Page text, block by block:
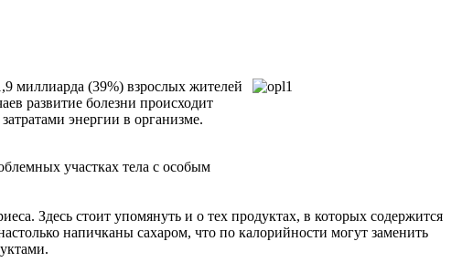
миллиарда (39%) взрослых жителей
развитие болезни происходит
энергии в организме.
участках тела с особым
Здесь стоит упомянуть и о тех продуктах, в которых содержится
напичканы сахаром, что по калорийности могут заменить